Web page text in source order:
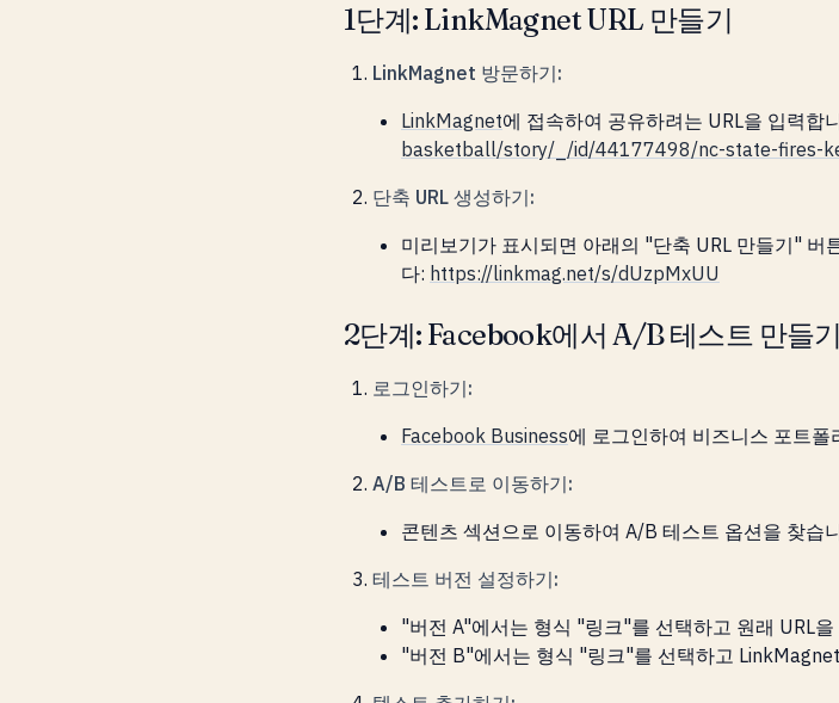
1단계: LinkMagnet URL 만들기
LinkMagnet 방문하기:
LinkMagnet에 접속하여 공유하려는 URL을 입력합
basketball/story/_/id/44177498/nc-state-fires-
단축 URL 생성하기:
미리보기가 표시되면 아래의 "단축 URL 만들기" 버
다: https://linkmag.net/s/dUzpMxUU
2단계: Facebook에서 A/B 테스트 만들기
로그인하기:
Facebook Business에 로그인하여 비즈니스 포트
A/B 테스트로 이동하기:
콘텐츠 섹션으로 이동하여 A/B 테스트 옵션을 찾습
테스트 버전 설정하기:
"버전 A"에서는 형식 "링크"를 선택하고 원래 URL을
"버전 B"에서는 형식 "링크"를 선택하고